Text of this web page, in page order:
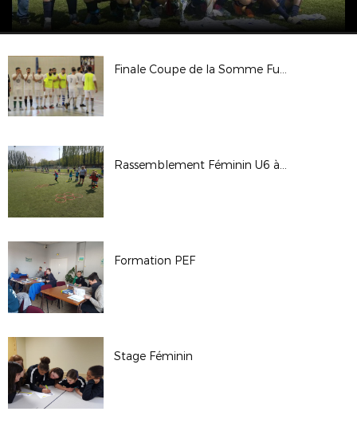
Finale Coupe de la Somme Futsal 2018
Rassemblement Féminin U6 à U11
Formation PEF
Stage Féminin